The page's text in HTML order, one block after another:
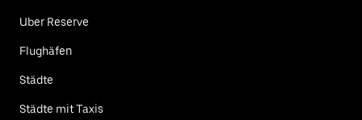
Uber Reserve
Flughäfen
Städte
Städte mit Taxis